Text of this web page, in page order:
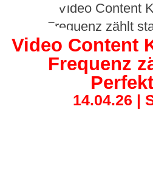
Video Content
Frequenz
14.04.26 |